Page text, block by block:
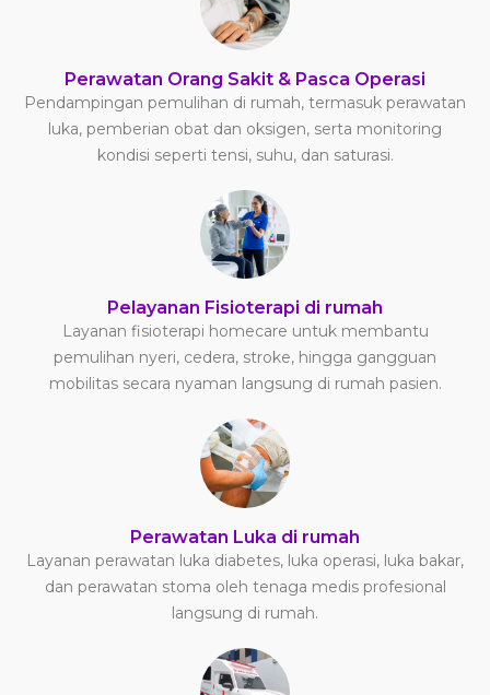
Perawatan Orang Sakit & Pasca Operasi
Pendampingan pemulihan di rumah, termasuk perawatan
luka, pemberian obat dan oksigen, serta monitoring
kondisi seperti tensi, suhu, dan saturasi.
Pelayanan Fisioterapi di rumah
Layanan fisioterapi homecare untuk membantu
pemulihan nyeri, cedera, stroke, hingga gangguan
mobilitas secara nyaman langsung di rumah pasien.
Perawatan Luka di rumah
Layanan perawatan luka diabetes, luka operasi, luka bakar,
dan perawatan stoma oleh tenaga medis profesional
langsung di rumah.